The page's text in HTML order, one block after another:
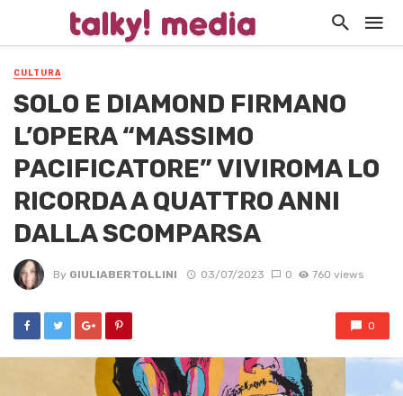
CULTURA
SOLO E DIAMOND FIRMANO
L’OPERA “MASSIMO
PACIFICATORE” VIVIROMA LO
RICORDA A QUATTRO ANNI
DALLA SCOMPARSA
By GIULIABERTOLLINI 03/07/2023 0 760 views
0